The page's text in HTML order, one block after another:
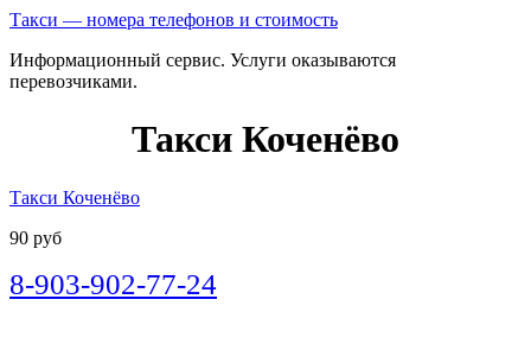
Такси — номера телефонов и стоимость
Информационный сервис. Услуги оказываются
перевозчиками.
Такси Коченёво
Такси Коченёво
90 руб
8-903-902-77-24